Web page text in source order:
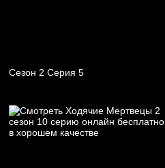
Сезон 2 Серия 5